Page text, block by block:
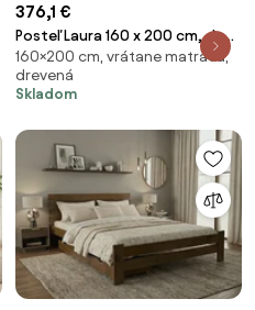
376,1 €
Posteľ Laura 160 x 200 cm, dub
Rošt: S latkovým roštom,
Matrac: Matrac SOMMERA 18
cm
160×200 cm, vrátane matraca,
drevená
Skladom